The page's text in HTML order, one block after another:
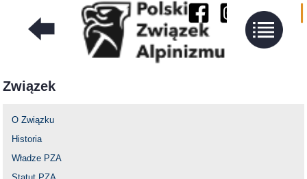
Związek
O Związku
Historia
Władze PZA